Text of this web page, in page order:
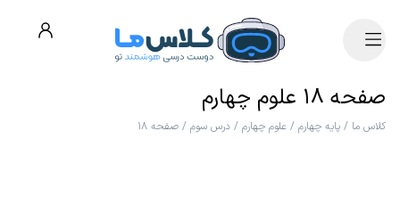
صفحه ۱۸ علوم چهارم
کلاس ما / پایه چهارم / علوم چهارم / درس سوم / صفحه ۱۸